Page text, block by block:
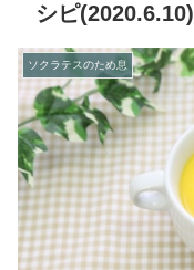
シピ(2020.6.10)
ソクラテスのため息